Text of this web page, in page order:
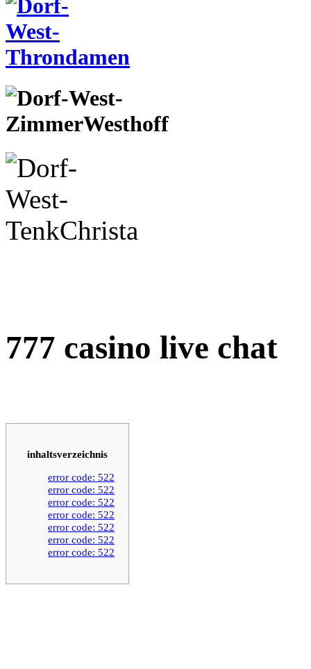
777 casino live chat
inhaltsverzeichnis
error code: 522
error code: 522
error code: 522
error code: 522
error code: 522
error code: 522
error code: 522